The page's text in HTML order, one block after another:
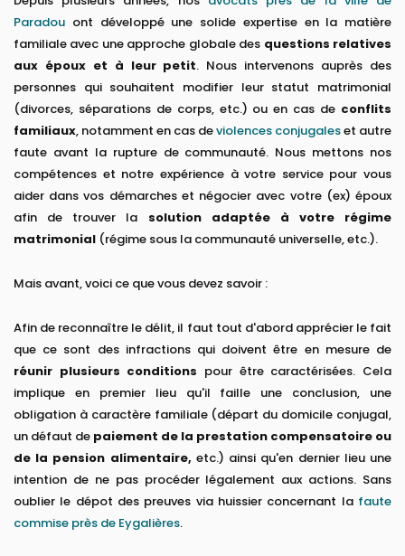
Paradou ont développé une solide expertise en la matière
familiale avec une approche globale des questions relatives
aux époux et à leur petit. Nous intervenons auprès des
personnes qui souhaitent modifier leur statut matrimonial
(divorces, séparations de corps, etc.) ou en cas de conflits
familiaux, notamment en cas deviolences conjugaleset autre
faute avant la rupture de communauté. Nous mettons nos
compétences et notre expérience à votre service pour vous
aider dans vos démarches et négocier avec votre (ex) époux
afin de trouver la solution adaptée à votre régime
matrimonial (régime sous la communauté universelle, etc.).
Mais avant, voici ce que vous devez savoir :
Afin de reconnaître le délit, il faut tout d'abord apprécier le fait
que ce sont des infractions qui doivent être en mesure de
réunir plusieurs conditions pour être caractérisées. Cela
implique en premier lieu qu'il faille une conclusion, une
obligation à caractère familiale (départ du domicile conjugal,
un défaut de paiement de la prestation compensatoire ou
de la pension alimentaire, etc.) ainsi qu'en dernier lieu une
intention de ne pas procéder légalement aux actions. Sans
oublier le dépot des preuves via huissier concernant la faute
commise près de Eygalières.